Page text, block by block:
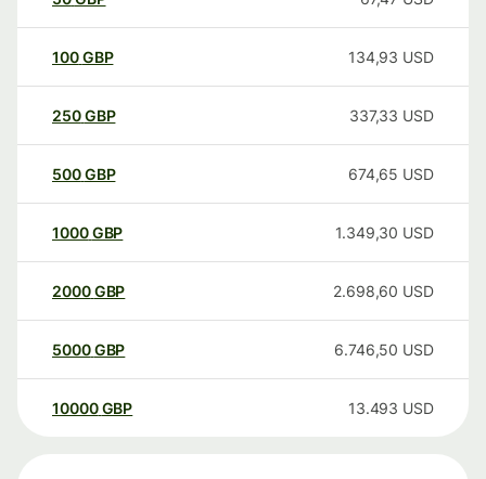
100GBP 134,93 USD
250GBP 337,33 USD
500GBP 674,65 USD
1000GBP 1.349,30 USD
2000GBP 2.698,60 USD
5000GBP 6.746,50 USD
10000 GBP 13.493 USD